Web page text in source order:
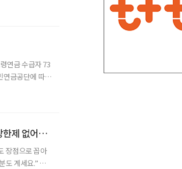
연금 수급자 73
[KB골든라이프케어 종로평창카운티] 유복재 상무 “연령 상한제 없어요, 만 100세도 계시죠”
계세요.” 유